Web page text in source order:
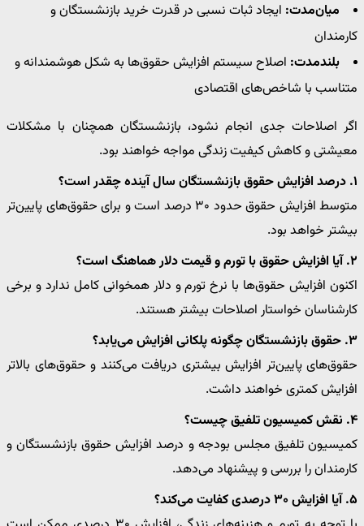
میان‌مدت: ایجاد ثبات نسبی در قدرت خرید بازنشستگان و
کارمندان
بلندمدت: اصلاح سیستم افزایش حقوق‌ها به شکل هوشمندانه و
متناسب با شاخص‌های اقتصادی
اگر اصلاحات جدی انجام نشود، بازنشستگان همچنان با مشکلات
معیشتی و کاهش کیفیت زندگی مواجه خواهند بود.
۱. درصد افزایش حقوق بازنشستگان سال آینده چقدر است؟
متوسط افزایش حقوق حدود ۳۰ درصد است و برای حقوق‌های پایین‌تر
بیشتر خواهد بود.
۲. آیا افزایش حقوق با تورم و قیمت دلار هماهنگ است؟
اکنون افزایش حقوق‌ها با نرخ تورم و دلار همخوانی کامل ندارد و برخی
کارشناسان خواستار اصلاحات بیشتر هستند.
۳. حقوق بازنشستگان چگونه پلکانی افزایش می‌یابد؟
حقوق‌های پایین‌تر افزایش بیشتری دریافت می‌کنند و حقوق‌های بالاتر
افزایش کمتری خواهند داشت.
۴. نقش کمیسیون تلفیق چیست؟
کمیسیون تلفیق مجلس بودجه و درصد افزایش حقوق بازنشستگان و
کارمندان را بررسی و پیشنهاد می‌دهد.
۵. آیا افزایش ۳۰ درصدی کفایت می‌کند؟